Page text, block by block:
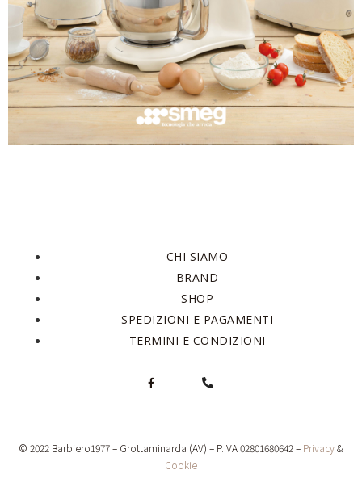
CHI SIAMO
BRAND
SHOP
SPEDIZIONI E PAGAMENTI
TERMINI E CONDIZIONI
© 2022 Barbiero1977 – Grottaminarda (AV) – P.IVA 02801680642 – Privacy&
Cookie